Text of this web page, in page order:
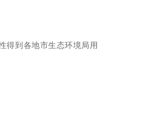
得到各地市生态环境局用